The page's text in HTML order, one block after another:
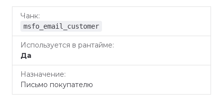
msfo_email_customer
Да
Письмо покупателю